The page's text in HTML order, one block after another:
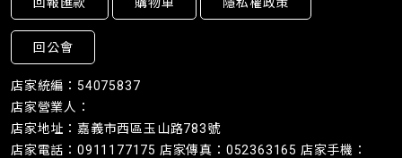
回公會
店家統編：54075837
店家營業人：
店家地址：嘉義市西區玉山路783號
店家電話：0911177175 店家傳真：052363165 店家手機：